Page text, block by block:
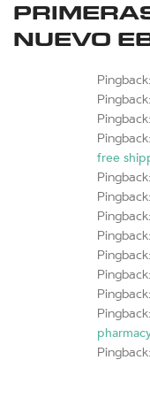
NUEVO
Pingback:
Pingback:
Pingback:
Pingback:
free
Pingback:
Pingback:
Pingback:
Pingback:
Pingback:
Pingback:
Pingback:
Pingback:
Pingback: